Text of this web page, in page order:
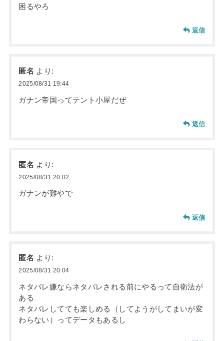
困るやろ
返信
匿名 より:
2025/08/31 19:44
ガナン帝国ってテント小屋だぜ
返信
匿名 より:
2025/08/31 20:02
ガナンが難やで
返信
匿名 より:
2025/08/31 20:04
ネタバレ嫌ならネタバレされる前にやるって自衛法が
ある
ネタバレしてても楽しめる（してようがしてまいが変
わらない）ってデータもあるし